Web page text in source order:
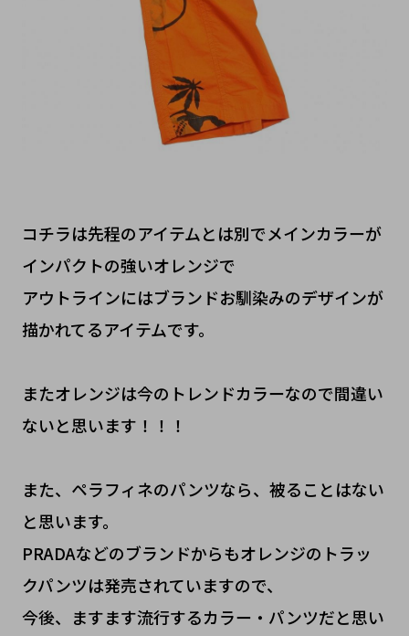
コチラは先程のアイテムとは別でメインカラーが
インパクトの強いオレンジで
アウトラインにはブランドお馴染みのデザインが
描かれてるアイテムです。
またオレンジは今のトレンドカラーなので間違い
ないと思います！！！
また、ペラフィネのパンツなら、被ることはない
と思います。
PRADAなどのブランドからもオレンジのトラッ
クパンツは発売されていますので、
今後、ますます流行するカラー・パンツだと思い